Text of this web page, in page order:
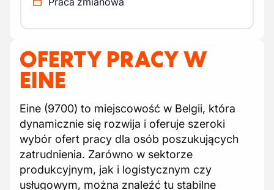
OFERTY PRACY W
EINE
Eine (9700) to miejscowość w Belgii, która
dynamicznie się rozwija i oferuje szeroki
wybór ofert pracy dla osób poszukujących
zatrudnienia. Zarówno w sektorze
produkcyjnym, jak i logistycznym czy
usługowym, można znaleźć tu stabilne